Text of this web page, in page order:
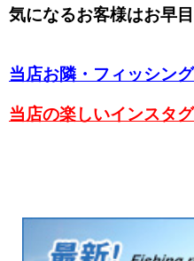
気になるお客様はお早
当店お隣・フィッシン
当店の楽しいインスタ